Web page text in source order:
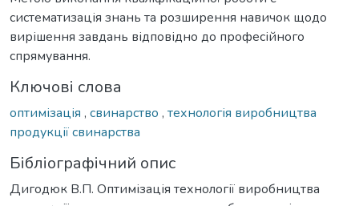
систематизація знань та розширення навичок щодо
вирішення завдань відповідно до професійного
спрямування.
Ключові слова
оптимізація , свинарство , технологія виробництва
продукції свинарства
Бібліографічний опис
Дигодюк В.П. Оптимізація технології виробництва